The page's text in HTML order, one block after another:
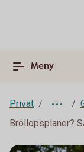
Meny
Privat
Bröllopsplaner?